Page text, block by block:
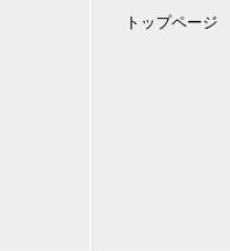
トップページ